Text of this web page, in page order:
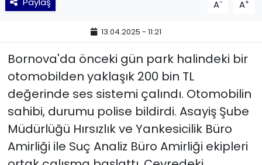
A- A+
13.04.2025 - 11:21
Bornova'da önceki gün park halindeki bir
otomobilden yaklaşık 200 bin TL
değerinde ses sistemi çalındı. Otomobilin
sahibi, durumu polise bildirdi. Asayiş Şube
Müdürlüğü Hırsızlık ve Yankesicilik Büro
Amirliği ile Suç Analiz Büro Amirliği ekipleri
YEREL YÖNETİMLER
Yurt